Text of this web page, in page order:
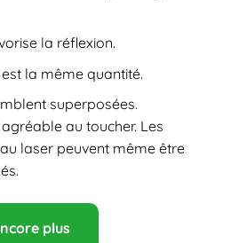
la réflexion.
la même quantité.
superposées.
au toucher. Les
laser peuvent même être
plus